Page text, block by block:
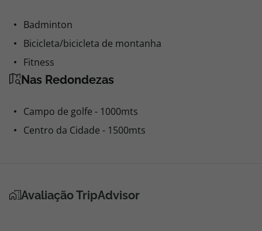
Badminton
Bicicleta/bicicleta de montanha
Fitness
Nas Redondezas
Campo de golfe - 1000mts
Centro da Cidade - 1500mts
Avaliação TripAdvisor